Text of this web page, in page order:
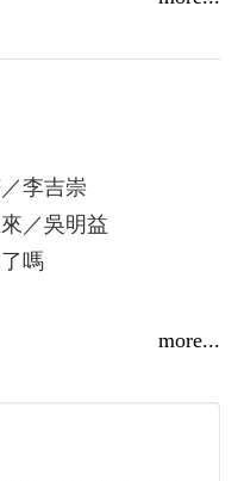
水滴持續落下，在堅
時間的積累，它會蓄
麼？
一隻斑馬站在雨中哭
部文藝獎 優選
萊文學獎 推薦獎
奇萊文學獎 推薦獎
屆中興湖文學獎 佳
李吉崇
／吳明益
嗎
more...